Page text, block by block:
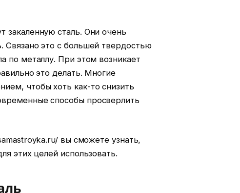
закаленную сталь. Они очень
Связано это с большей твердостью
по металлу. При этом возникает
это делать. Многие
чтобы хоть как-то снизить
способы просверлить
вы сможете узнать,
этих целей использовать.